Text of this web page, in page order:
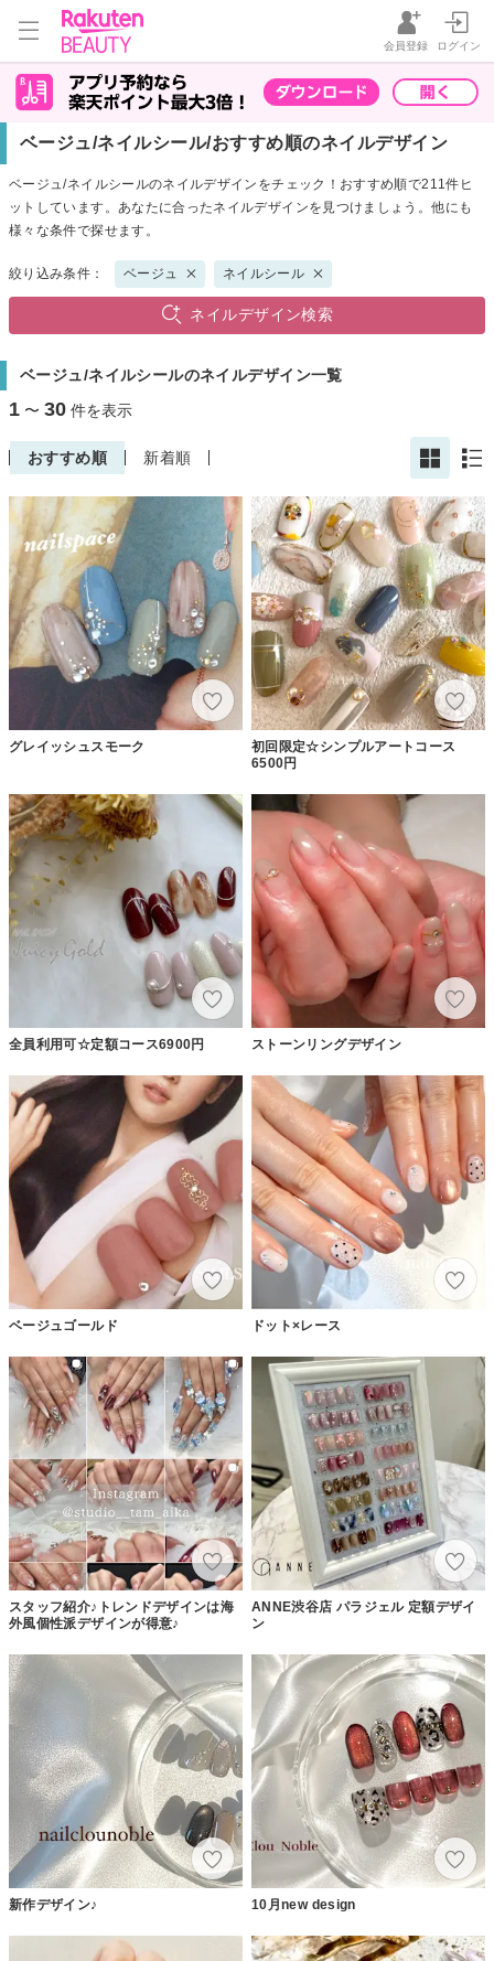
会員登録 ログイン
ベージュ/ネイルシール/おすすめ順のネイルデザイン
ベージュ/ネイルシールのネイルデザインをチェック！おすすめ順で211件ヒ
ットしています。あなたに合ったネイルデザインを見つけましょう。他にも
様々な条件で探せます。
絞り込み条件： ベージュ ネイルシール
ネイルデザイン検索
ベージュ/ネイルシールのネイルデザイン一覧
1 〜 30 件を表示
おすすめ順 新着順
グレイッシュスモーク
初回限定☆シンプルアートコース
6500円
全員利用可☆定額コース6900円 ストーンリングデザイン
ベージュゴールド ドット×レース
スタッフ紹介♪トレンドデザインは海
外風個性派デザインが得意♪
ANNE渋谷店 パラジェル 定額デザイ
ン
新作デザイン♪ 10月new design